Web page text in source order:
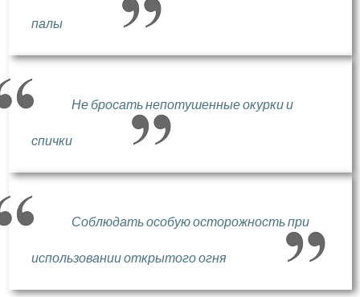
палы
Не бросать непотушенные окурки и
спички
Соблюдать особую осторожность при
использовании открытого огня